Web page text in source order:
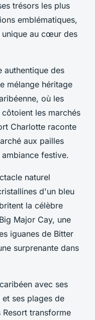
trésors les plus
emblématiques,
unique au cœur des
authentique des
mélange héritage
où les
les marchés
Charlotte raconte
aux pailles
festive.
naturel
d'un bleu
la célèbre
Major Cay, une
iguanes de Bitter
surprenante dans
avec ses
ses plages de
transforme